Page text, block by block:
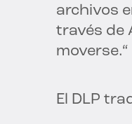
archivos
través de
moverse.“
El DLP